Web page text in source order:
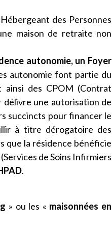
des Personnes
maison de retraite non
autonomie, un Foyer
autonomie font partie du
ainsi des CPOM (Contrat
délivre une autorisation de
succincts pour financer le
à titre dérogatoire des
que la résidence bénéficie
(Services de Soins Infirmiers
.
» ou les « maisonnées en